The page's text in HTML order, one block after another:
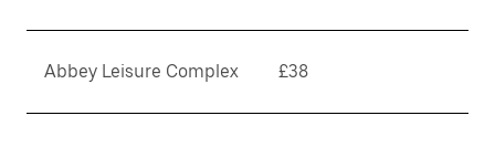
Abbey Leisure Complex £38